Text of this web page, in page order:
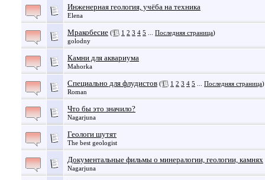
Инженерная геология, учёба на техника
Elena
Мракобесие ( 1 2 3 4 5 Последняя страница)
golodny
Камни для аквариума
Mahorka
Специально для флудистов ( 1 2 3 4 5 Последняя страница)
Roman
Что бы это значило?
Nagarjuna
Геологи шутят
The best geologist
Документальные фильмы о минералогии, геологии, камнях
Nagarjuna